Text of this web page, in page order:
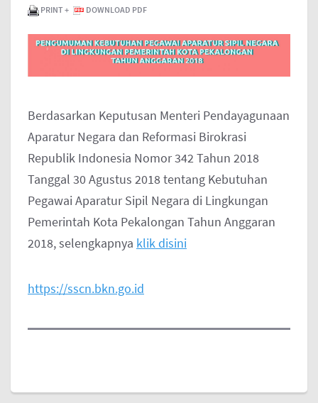
PRINT +
DOWNLOAD PDF
Berdasarkan Keputusan Menteri Pendayagunaan
Aparatur Negara dan Reformasi Birokrasi
Republik Indonesia Nomor 342 Tahun 2018
Tanggal 30 Agustus 2018 tentang Kebutuhan
Pegawai Aparatur Sipil Negara di Lingkungan
Pemerintah Kota Pekalongan Tahun Anggaran
2018, selengkapnya klik disini
https://sscn.bkn.go.id